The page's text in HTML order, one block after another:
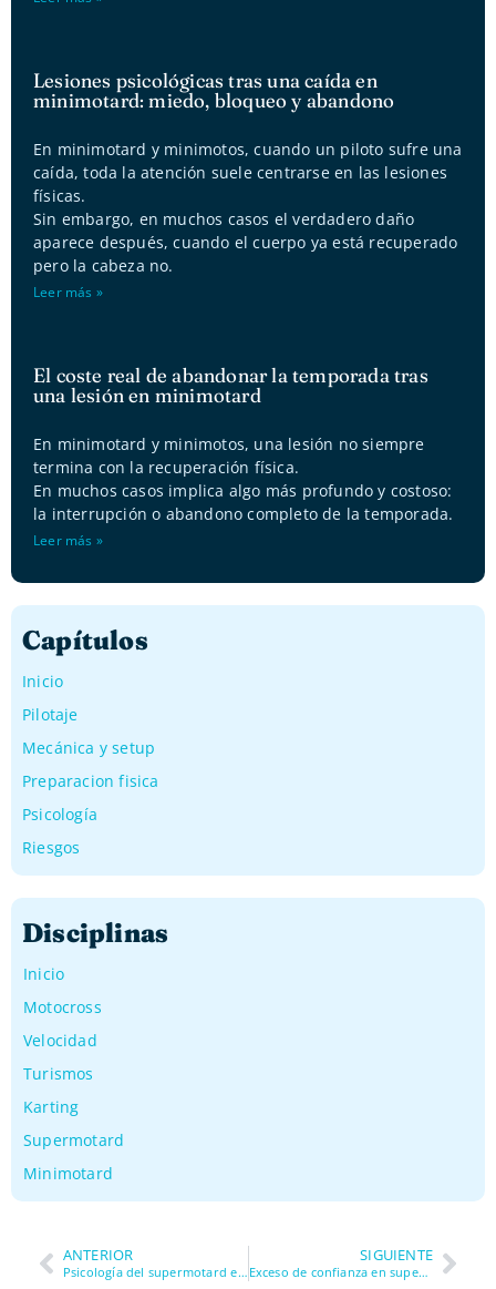
Lesiones psicológicas tras una caída en
minimotard: miedo, bloqueo y abandono
En minimotard y minimotos, cuando un piloto sufre una
caída, toda la atención suele centrarse en las lesiones
físicas.
Sin embargo, en muchos casos el verdadero daño
aparece después, cuando el cuerpo ya está recuperado
pero la cabeza no.
Leer más »
El coste real de abandonar la temporada tras
una lesión en minimotard
En minimotard y minimotos, una lesión no siempre
termina con la recuperación física.
En muchos casos implica algo más profundo y costoso:
la interrupción o abandono completo de la temporada.
Leer más »
Capítulos
Inicio
Pilotaje
Mecánica y setup
Preparacion fisica
Psicología
Riesgos
Disciplinas
Inicio
Motocross
Velocidad
Turismos
Karting
Supermotard
Minimotard
ANTERIOR
Psicología del supermotard en karting: gestionar el caos sin que te saque de la pista
SIGUIENTE
Exceso de confianza en supermotard: por qué dos buenas tandas suelen acabar mal